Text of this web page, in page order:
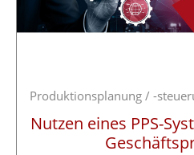
Produktionsplanung / -
Nutzen eines PPS-